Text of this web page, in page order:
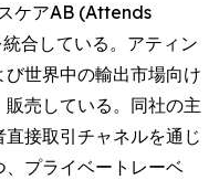
ケアAB (Attends
合している。アティン
世界中の輸出市場向け
売している。同社の主
接取引チャネルを通じ
プライベートレーベ